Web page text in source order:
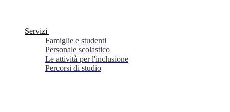
Servizi
Famiglie e studenti
Personale scolastico
Le attività per l'inclusione
Percorsi di studio